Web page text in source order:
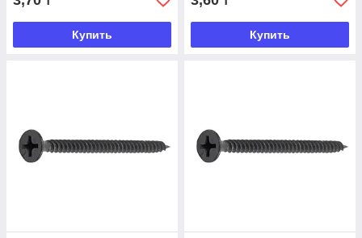
Купить Купить